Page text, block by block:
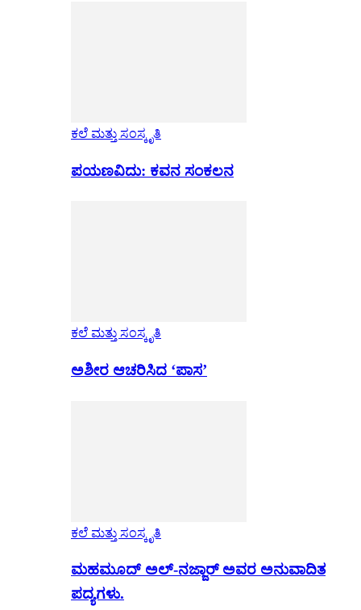
ಕಲೆ ಮತ್ತು ಸಂಸ್ಕೃತಿ
ಪಯಣವಿದು: ಕವನ ಸಂಕಲನ
ಕಲೆ ಮತ್ತು ಸಂಸ್ಕೃತಿ
ಅಶೀರ ಆಚರಿಸಿದ ‘ಪಾಸ’
ಕಲೆ ಮತ್ತು ಸಂಸ್ಕೃತಿ
ಮಹಮೂದ್ ಅಲ್-ನಜ್ಜಾರ್ ಅವರ ಅನುವಾದಿತ
ಪದ್ಯಗಳು.